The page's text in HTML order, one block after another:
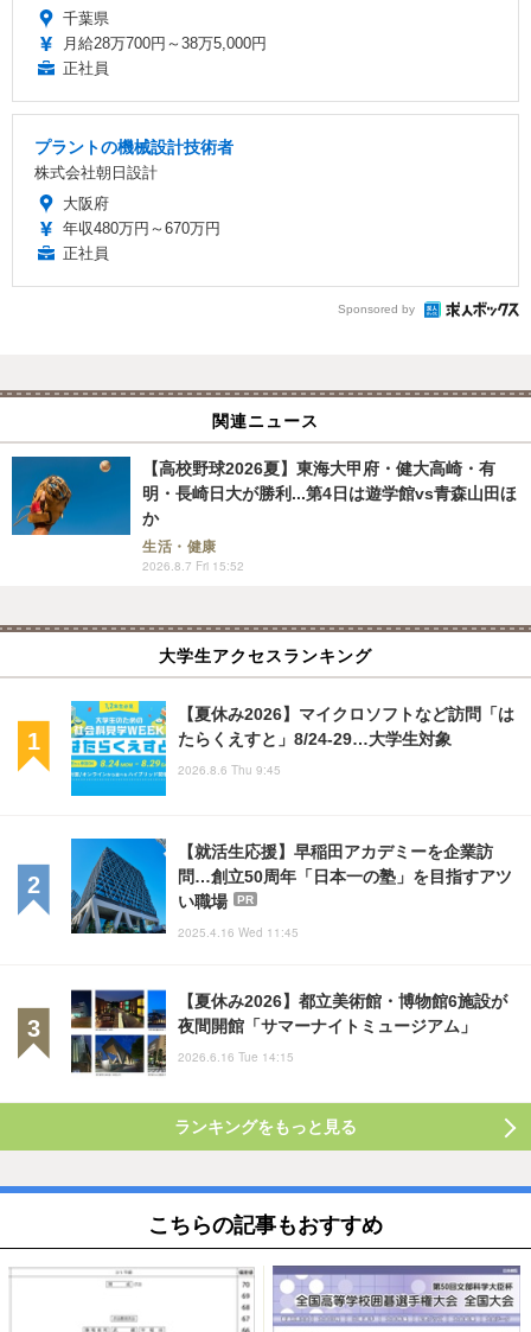
千葉県
月給28万700円～38万5,000円
正社員
プラントの機械設計技術者
株式会社朝日設計
大阪府
年収480万円～670万円
正社員
Sponsored by
関連ニュース
【高校野球2026夏】東海大甲府・健大高崎・有
明・長崎日大が勝利...第4日は遊学館vs青森山田ほ
か
生活・健康
2026.8.7 Fri 15:52
大学生アクセスランキング
【夏休み2026】マイクロソフトなど訪問「は
たらくえすと」8/24-29…大学生対象
2026.8.6 Thu 9:45
【就活生応援】早稲田アカデミーを企業訪
問…創立50周年「日本一の塾」を目指すアツ
い職場
PR
2025.4.16 Wed 11:45
【夏休み2026】都立美術館・博物館6施設が
夜間開館「サマーナイトミュージアム」
2026.6.16 Tue 14:15
ランキングをもっと見る
こちらの記事もおすすめ